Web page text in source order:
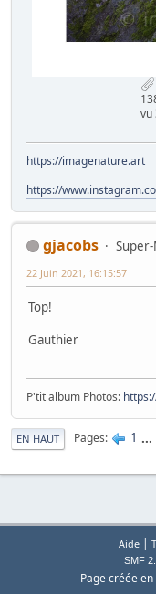
vu
https://imagenature.art
https://
gjacobs
22 Juin 2021, 16:15:57
Top!
Gauthier
P'tit album Photos:
EN HAUT Pages 1 ...
Aide|
SMF
Page créée